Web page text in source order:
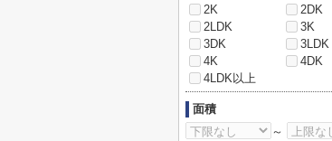
2K
2DK
2LDK
3K
3DK
3LDK
4K
4DK
4LDK以上
面積
～